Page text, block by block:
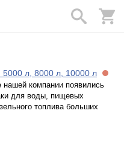
5000 л, 8000 л, 10000 л
нашей компании появились
для воды, пищевых
топлива больших